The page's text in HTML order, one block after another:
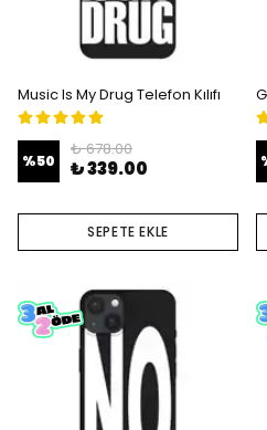
Music Is My Drug Telefon Kılıfı
%50
₺ 678.00
₺ 339.00
SEPETE EKLE